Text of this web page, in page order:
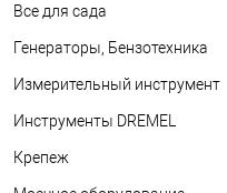
Все для сада
Генераторы, Бензотехника
Измерительный инструмент
Инструменты DREMEL
Крепеж